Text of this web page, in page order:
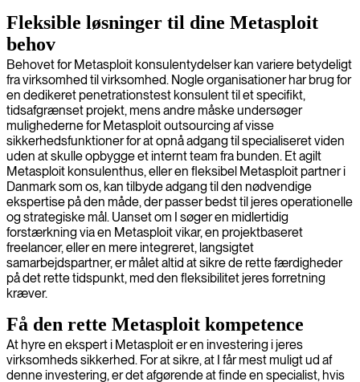
Fleksible løsninger til dine Metasploit
behov
Behovet for Metasploit konsulentydelser kan variere betydeligt
fra virksomhed til virksomhed. Nogle organisationer har brug for
en dedikeret penetrationstest konsulent til et specifikt,
tidsafgrænset projekt, mens andre måske undersøger
mulighederne for Metasploit outsourcing af visse
sikkerhedsfunktioner for at opnå adgang til specialiseret viden
uden at skulle opbygge et internt team fra bunden. Et agilt
Metasploit konsulenthus, eller en fleksibel Metasploit partner i
Danmark som os, kan tilbyde adgang til den nødvendige
ekspertise på den måde, der passer bedst til jeres operationelle
og strategiske mål. Uanset om I søger en midlertidig
forstærkning via en Metasploit vikar, en projektbaseret
freelancer, eller en mere integreret, langsigtet
samarbejdspartner, er målet altid at sikre de rette færdigheder
på det rette tidspunkt, med den fleksibilitet jeres forretning
kræver.
Få den rette Metasploit kompetence
At hyre en ekspert i Metasploit er en investering i jeres
virksomheds sikkerhed. For at sikre, at I får mest muligt ud af
denne investering, er det afgørende at finde en specialist, hvis